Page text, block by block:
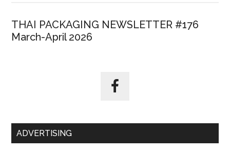
THAI PACKAGING NEWSLETTER #176
March-April 2026
ADVERTISING